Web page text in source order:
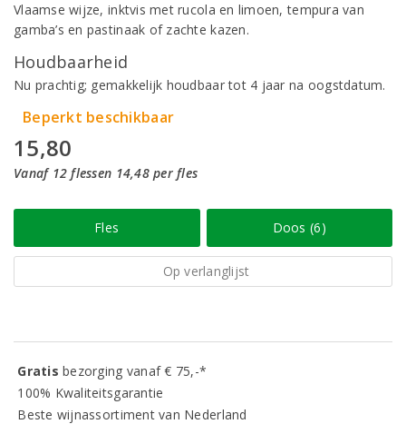
Vlaamse wijze, inktvis met rucola en limoen, tempura van
gamba’s en pastinaak of zachte kazen.
Houdbaarheid
Nu prachtig; gemakkelijk houdbaar tot 4 jaar na oogstdatum.
Beperkt beschikbaar
15,80
Vanaf 12 flessen 14,48 per fles
Fles Doos (6)
Op verlanglijst
Gratisbezorging vanaf € 75,-*
100% Kwaliteitsgarantie
Beste wijnassortiment van Nederland